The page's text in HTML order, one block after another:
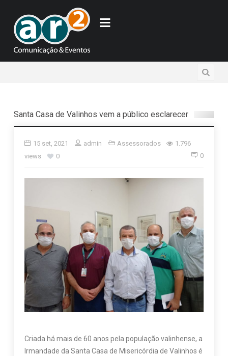
Santa Casa de Valinhos vem a público esclarecer
15 set, 2021 admin Assessorados
1.796
views
0 0
Criada há mais de 60 anos pela população valinhense, a
Irmandade da Santa Casa de Misericórdia de Valinhos é